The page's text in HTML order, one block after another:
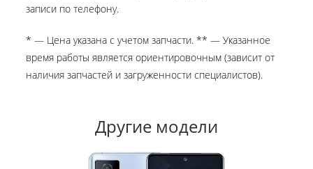
записи по телефону.
* — Цена указана с учетом запчасти. ** — Указанное
время работы является ориентировочным (зависит от
наличия запчастей и загруженности специалистов).
Другие модели